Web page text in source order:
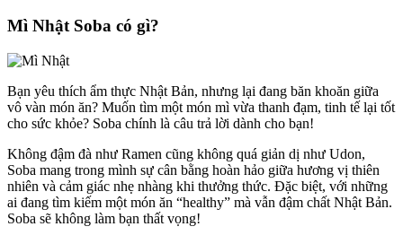
Mì Nhật Soba có gì?
Bạn yêu thích ẩm thực Nhật Bản, nhưng lại đang băn khoăn giữa
vô vàn món ăn? Muốn tìm một món mì vừa thanh đạm, tinh tế lại tốt
cho sức khỏe? Soba chính là câu trả lời dành cho bạn!
Không đậm đà như Ramen cũng không quá giản dị như Udon,
Soba mang trong mình sự cân bằng hoàn hảo giữa hương vị thiên
nhiên và cảm giác nhẹ nhàng khi thưởng thức. Đặc biệt, với những
ai đang tìm kiếm một món ăn “healthy” mà vẫn đậm chất Nhật Bản.
Soba sẽ không làm bạn thất vọng!